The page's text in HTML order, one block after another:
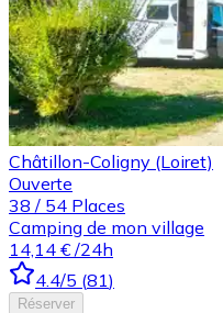
Châtillon-Coligny (Loiret)
Ouverte
38 / 54 Places
Camping de mon village
14,14 € /24h
4.4/5 (81)
Réserver